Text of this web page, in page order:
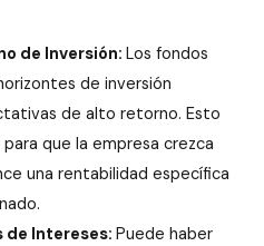
de Inversión: Los fondos
de inversión
de alto retorno. Esto
que la empresa crezca
una rentabilidad específica
de Intereses: Puede haber